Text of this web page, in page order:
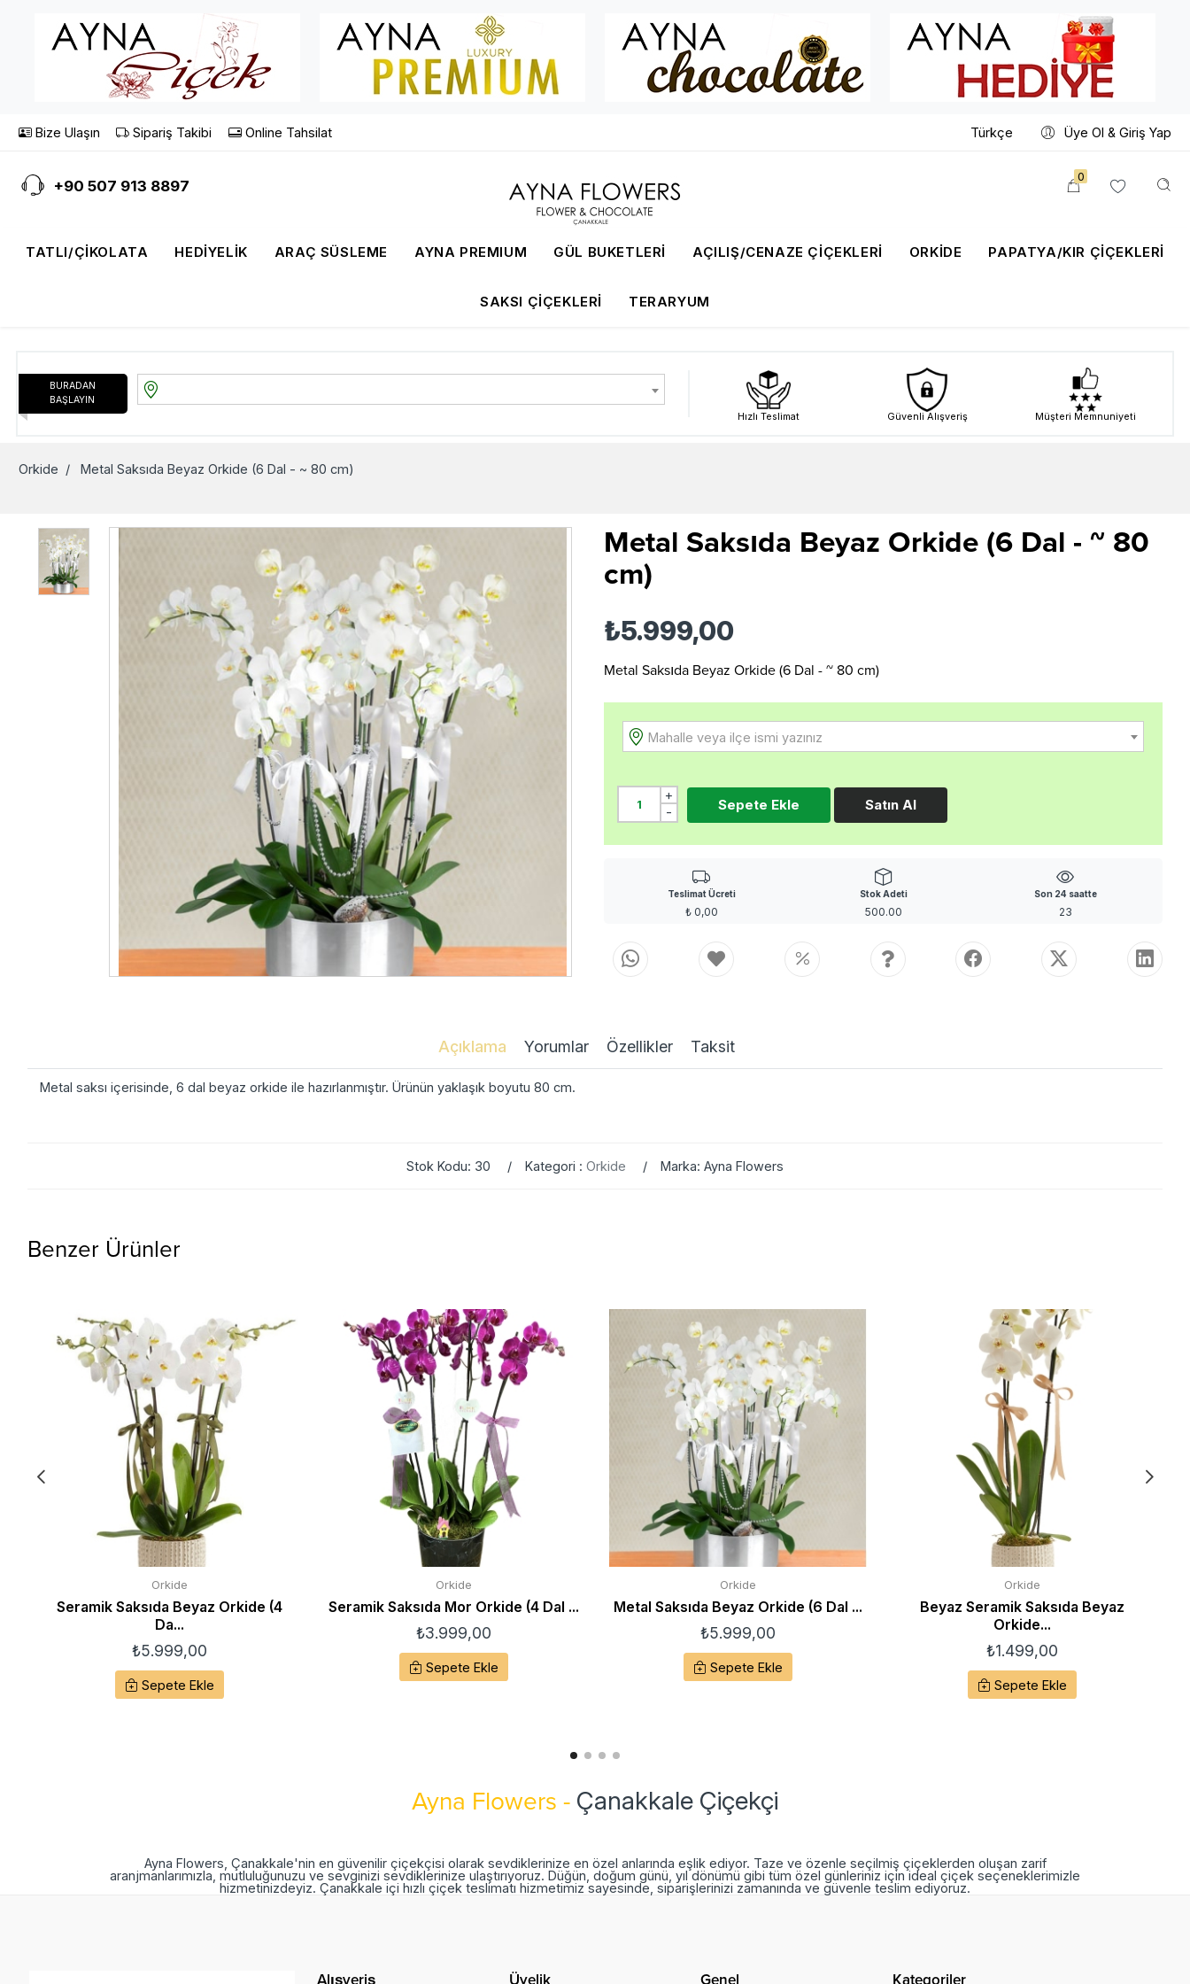
Bize Ulaşın Sipariş Takibi Online Tahsilat Türkçe Üye Ol & Giriş Yap
+90 507 913 8897
0
TATLI/ÇIKOLATA HEDIYELIK ARAÇ SÜSLEME AYNA PREMIUM GÜL BUKETLERI AÇILIŞ/CENAZE ÇİÇEKLERİ ORKIDE PAPATYA/KIR ÇIÇEKLERI
SAKSI ÇIÇEKLERI TERARYUM
BURADAN
BAŞLAYIN
Hızlı Teslimat Güvenli Alışveriş Müşteri Memnuniyeti
Orkide / Metal Saksıda Beyaz Orkide (6 Dal - ~ 80 cm)
Metal Saksıda Beyaz Orkide (6 Dal - ~ 80
cm)
₺5.999,00
Metal Saksıda Beyaz Orkide (6 Dal - ~ 80 cm)
Mahalle veya ilçe ismi yazınız
+
-
Sepete Ekle Satın Al
Teslimat Ücreti
₺ 0,00
Stok Adeti
500.00
Son 24 saatte
23
Açıklama Yorumlar Özellikler Taksit
Metal saksı içerisinde, 6 dal beyaz orkide ile hazırlanmıştır. Ürünün yaklaşık boyutu 80 cm.
Stok Kodu: 30 Kategori : Orkide Marka: Ayna Flowers
Benzer Ürünler
Orkide
Seramik Saksıda Beyaz Orkide (4
Da...
₺5.999,00
Sepete Ekle
Orkide
Seramik Saksıda Mor Orkide (4 Dal ...
₺3.999,00
Sepete Ekle
Orkide
Metal Saksıda Beyaz Orkide (6 Dal ...
₺5.999,00
Sepete Ekle
Orkide
Beyaz Seramik Saksıda Beyaz
Orkide...
₺1.499,00
Sepete Ekle
Ayna Flowers - Çanakkale Çiçekçi
Ayna Flowers, Çanakkale'nin en güvenilir çiçekçisi olarak sevdiklerinize en özel anlarında eşlik ediyor. Taze ve özenle seçilmiş çiçeklerden oluşan zarif
aranjmanlarımızla, mutluluğunuzu ve sevginizi sevdiklerinize ulaştırıyoruz. Düğün, doğum günü, yıl dönümü gibi tüm özel günleriniz için ideal çiçek seçeneklerimizle
hizmetinizdeyiz. Çanakkale içi hızlı çiçek teslimatı hizmetimiz sayesinde, siparişlerinizi zamanında ve güvenle teslim ediyoruz.
Alışveriş Üyelik Genel Kategoriler